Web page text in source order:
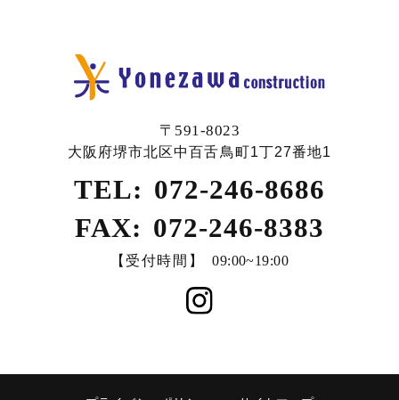
〒591-8023
大阪府堺市北区中百舌鳥町1丁27番地1
TEL: 072-246-8686
FAX: 072-246-8383
【受付時間】 09:00~19:00